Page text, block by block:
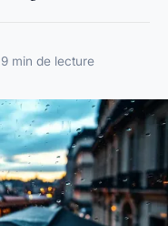
9 min de lecture